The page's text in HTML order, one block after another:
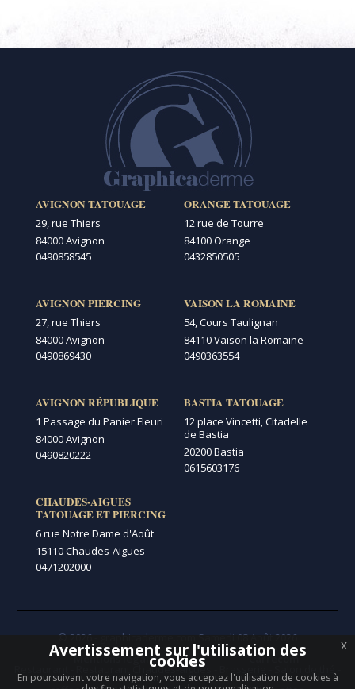
AVIGNON TATOUAGE
29, rue Thiers
84000 Avignon
0490858545
AVIGNON PIERCING
27, rue Thiers
84000 Avignon
0490869430
AVIGNON RÉPUBLIQUE
1 Passage du Panier Fleuri
84000 Avignon
0490820222
CHAUDES-AIGUES
TATOUAGE ET PIERCING
6 rue Notre Dame d'Août
15110 Chaudes-Aigues
0471202000
ORANGE TATOUAGE
12 rue de Tourre
84100 Orange
0432850505
VAISON LA ROMAINE
54, Cours Taulignan
84110 Vaison la Romaine
0490363554
BASTIA TATOUAGE
12 place Vincetti, Citadelle
de Bastia
20200 Bastia
0615603176
© 2026 - graphicaderme.com Samedi 08 Août 2026
Menu secondaireMentions légales Carrécom
Restaurant Chaudes-aigues
Avertissement sur l'utilisation des
cookies
En poursuivant votre navigation, vous acceptez l'utilisation de cookies à
x